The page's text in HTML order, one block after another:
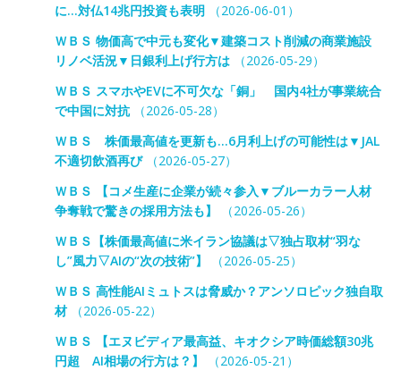
に…対仏14兆円投資も表明（2026-06-01）
ＷＢＳ 物価高で中元も変化▼建築コスト削減の商業施設
リノベ活況▼日銀利上げ行方は（2026-05-29）
ＷＢＳ スマホやEVに不可欠な「銅」 国内4社が事業統合
で中国に対抗（2026-05-28）
ＷＢＳ 株価最高値を更新も…6月利上げの可能性は▼JAL
不適切飲酒再び（2026-05-27）
ＷＢＳ 【コメ生産に企業が続々参入▼ブルーカラー人材
争奪戦で驚きの採用方法も】
（2026-05-26）
ＷＢＳ【株価最高値に米イラン協議は▽独占取材“羽な
し”風力▽AIの“次の技術”】
（2026-05-25）
ＷＢＳ 高性能AIミュトスは脅威か？アンソロピック独自取
材（2026-05-22）
ＷＢＳ 【エヌビディア最高益、キオクシア時価総額30兆
円超 AI相場の行方は？】
（2026-05-21）